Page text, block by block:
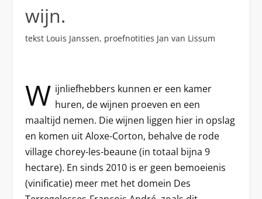
wijn.
tekst Louis Janssen, proefnotities Jan van Lissum
W ijnliefhebbers kunnen er een kamer
huren, de wijnen proeven en een
maaltijd nemen. Die wijnen liggen hier in opslag
en komen uit Aloxe-Corton, behalve de rode
village chorey-les-beaune (in totaal bijna 9
hectare). En sinds 2010 is er geen bemoeienis
(vinificatie) meer met het domein Des